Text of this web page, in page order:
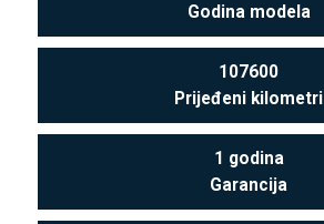
Godina modela
107600
Prijeđeni kilometri
1 godina
Garancija